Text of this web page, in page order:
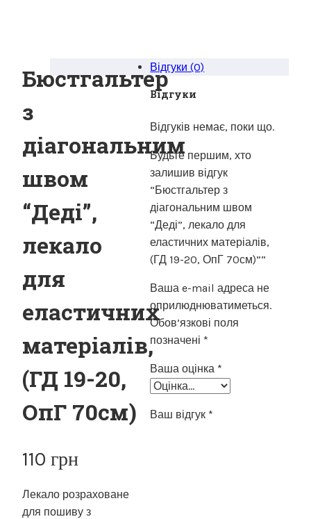
Бюстгальтер
з
діагональним
швом
“Деді”,
лекало
для
еластичних
матеріалів,
(ГД 19-20,
ОпГ 70см)
110 грн
Лекало розраховане
для пошиву з
Відгуки (0)
Відгуки
Відгуків немає, поки що.
Будьте першим, хто
залишив відгук
“Бюстгальтер з
діагональним швом
“Деді”, лекало для
еластичних матеріалів,
(ГД 19-20, ОпГ 70см)”“
Ваша e-mail адреса не
оприлюднюватиметься.
Обов’язкові поля
позначені *
Ваша оцінка *
Ваш відгук *